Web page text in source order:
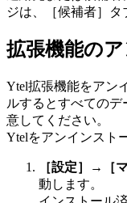
ジは、［候補者］タ
拡張機能の
Ytel拡張機能をアン
ルするとすべての
意してください。
Ytelをアンインスト
［設定］ → ［
動します。